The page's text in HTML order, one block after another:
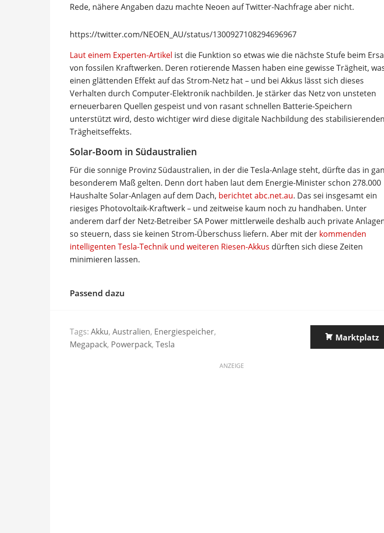
Rede, nähere Angaben dazu machte Neoen auf Twitter-Nachfrage aber nicht.
https://twitter.com/NEOEN_AU/status/1300927108294696967
Laut einem Experten-Artikel ist die Funktion so etwas wie die nächste Stufe beim
von fossilen Kraftwerken. Deren rotierende Massen haben eine gewisse Trägheit,
einen glättenden Effekt auf das Strom-Netz hat – und bei Akkus lässt sich dieses
Verhalten durch Computer-Elektronik nachbilden. Je stärker das Netz von unsteten
erneuerbaren Quellen gespeist und von rasant schnellen Batterie-Speichern
unterstützt wird, desto wichtiger wird diese digitale Nachbildung des stabilisierenden
Trägheitseffekts.
Solar-Boom in Südaustralien
Für die sonnige Provinz Südaustralien, in der die Tesla-Anlage steht, dürfte das in
besonderem Maß gelten. Denn dort haben laut dem Energie-Minister schon 278.000
Haushalte Solar-Anlagen auf dem Dach, berichtet abc.net.au. Das sei insgesamt ein
riesiges Photovoltaik-Kraftwerk – und zeitweise kaum noch zu handhaben. Unter
anderem darf der Netz-Betreiber SA Power mittlerweile deshalb auch private
so steuern, dass sie keinen Strom-Überschuss liefern. Aber mit der kommenden
intelligenten Tesla-Technik und weiteren Riesen-Akkus dürften sich diese Zeiten
minimieren lassen.
Passend dazu
Tags: Akku, Australien, Energiespeicher,
Megapack, Powerpack, Tesla
Marktplatz
ANZEIGE